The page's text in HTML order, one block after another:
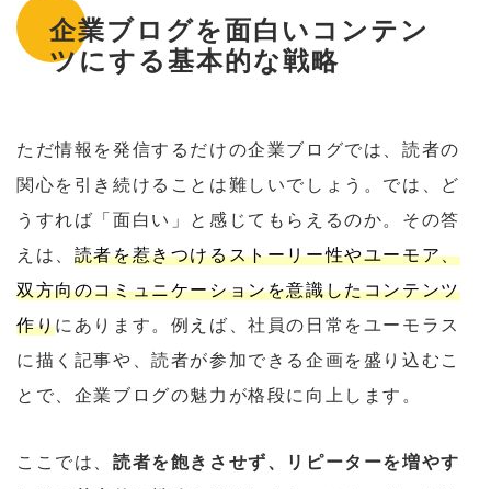
企業ブログを面白いコンテン
ツにする基本的な戦略
ただ情報を発信するだけの企業ブログでは、読者の
関心を引き続けることは難しいでしょう。では、ど
うすれば「面白い」と感じてもらえるのか。その答
えは、 読者を惹きつけるストーリー性やユーモア、
双方向のコミュニケーションを意識したコンテンツ
作りにあります。例えば、社員の日常をユーモラス
に描く記事や、読者が参加できる企画を盛り込むこ
とで、企業ブログの魅力が格段に向上します。
ここでは、 読者を飽きさせず、リピーターを増やす